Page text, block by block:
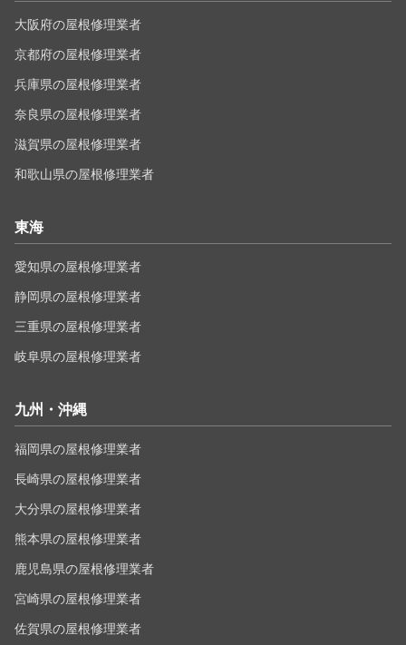
大阪府の屋根修理業者
京都府の屋根修理業者
兵庫県の屋根修理業者
奈良県の屋根修理業者
滋賀県の屋根修理業者
和歌山県の屋根修理業者
東海
愛知県の屋根修理業者
静岡県の屋根修理業者
三重県の屋根修理業者
岐阜県の屋根修理業者
九州・沖縄
福岡県の屋根修理業者
長崎県の屋根修理業者
大分県の屋根修理業者
熊本県の屋根修理業者
鹿児島県の屋根修理業者
宮崎県の屋根修理業者
佐賀県の屋根修理業者